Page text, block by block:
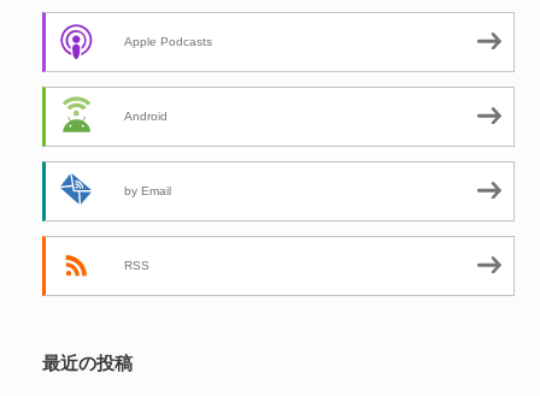
Apple Podcasts
Android
by Email
RSS
最近の投稿